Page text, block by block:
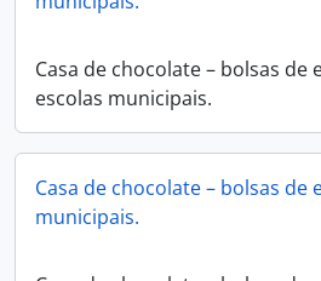
Casa de chocolate – bolsas de
escolas municipais.
Casa de chocolate – bolsas de
municipais.